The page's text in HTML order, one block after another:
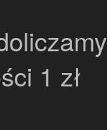
1 zł